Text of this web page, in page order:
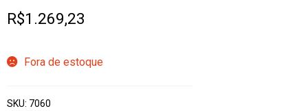
R$1.269,23
Fora de estoque
SKU: 7060